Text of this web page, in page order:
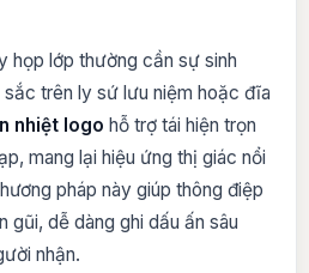
họp lớp thường cần sự sinh
sắc trên ly sứ lưu niệm hoặc đĩa
nhiệt logo hỗ trợ tái hiện trọn
mang lại hiệu ứng thị giác nổi
pháp này giúp thông điệp
gũi, dễ dàng ghi dấu ấn sâu
nhận.